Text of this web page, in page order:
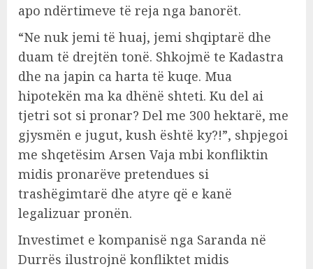
apo ndërtimeve të reja nga banorët.
“Ne nuk jemi të huaj, jemi shqiptarë dhe
duam të drejtën tonë. Shkojmë te Kadastra
dhe na japin ca harta të kuqe. Mua
hipotekën ma ka dhënë shteti. Ku del ai
tjetri sot si pronar? Del me 300 hektarë, me
gjysmën e jugut, kush është ky?!”, shpjegoi
me shqetësim Arsen Vaja mbi konfliktin
midis pronarëve pretendues si
trashëgimtarë dhe atyre që e kanë
legalizuar pronën.
Investimet e kompanisë nga Saranda në
Durrës ilustrojnë konfliktet midis